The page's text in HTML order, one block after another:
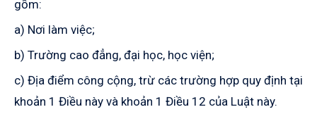
gồm:
a) Nơi làm việc;
b) Trường cao đẳng, đại học, học viện;
c) Địa điểm công cộng, trừ các trường hợp quy định tại
khoản 1 Điều này và khoản 1 Điều 12 của Luật này.